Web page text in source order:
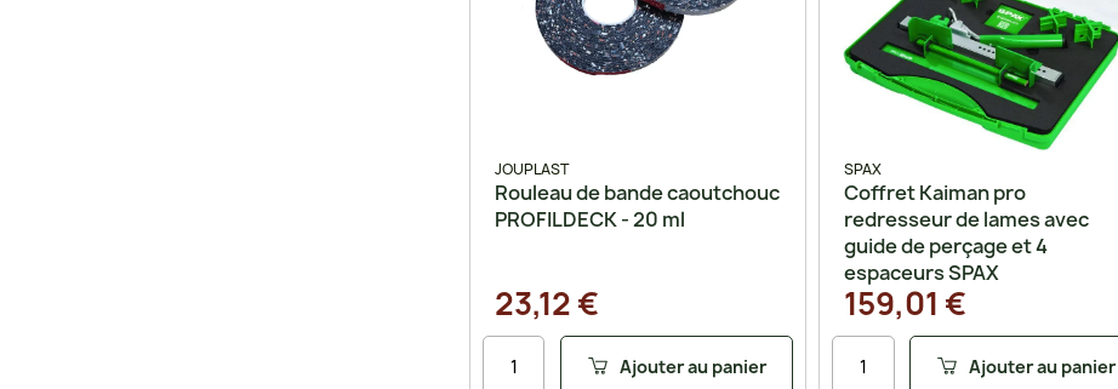
JOUPLAST
Rouleau de bande caoutchouc
PROFILDECK - 20 ml
23,12 €
Ajouter au panier
SPAX
Coffret Kaiman pro
redresseur de lames avec
guide de perçage et 4
espaceurs SPAX
159,01 €
Ajouter au panier